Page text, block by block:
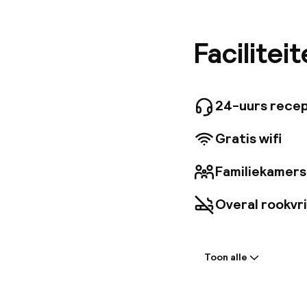
en het
24-uurs
Gratis wifi
Overal
Toon alle